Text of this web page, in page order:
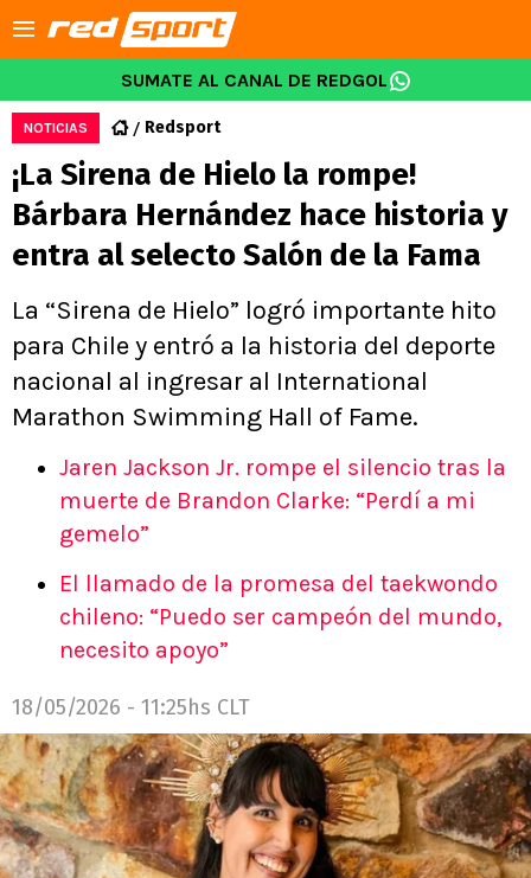
SUMATE AL CANAL DE REDGOL
NOTICIAS Redsport
¡La Sirena de Hielo la rompe!
Bárbara Hernández hace historia y
entra al selecto Salón de la Fama
La “Sirena de Hielo” logró importante hito
para Chile y entró a la historia del deporte
nacional al ingresar al International
Marathon Swimming Hall of Fame.
Jaren Jackson Jr. rompe el silencio tras la
muerte de Brandon Clarke: “Perdí a mi
gemelo”
El llamado de la promesa del taekwondo
chileno: “Puedo ser campeón del mundo,
necesito apoyo”
18/05/2026 - 11:25hs CLT